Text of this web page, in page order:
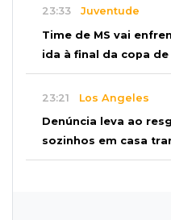
23:33 Juventude
Time de MS vai
ida à final da copa de
23:21 Los Angeles
Denúncia leva ao
sozinhos em casa